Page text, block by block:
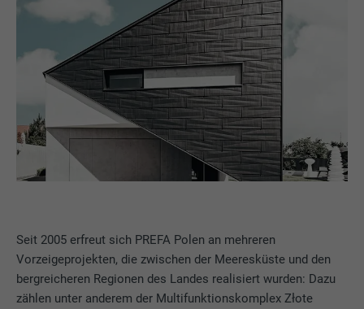
Seit 2005 erfreut sich PREFA Polen an mehreren
Vorzeigeprojekten, die zwischen der Meeresküste und den
bergreicheren Regionen des Landes realisiert wurden: Dazu
zählen unter anderem der Multifunktionskomplex Złote